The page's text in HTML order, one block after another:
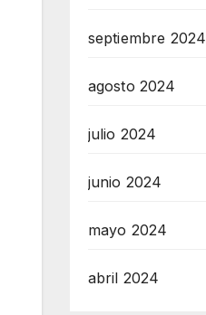
septiembre 2024
agosto 2024
julio 2024
junio 2024
mayo 2024
abril 2024